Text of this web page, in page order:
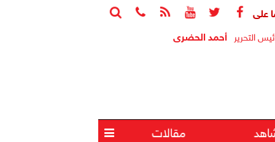






التحرير أحمد الحضرى
مقالات 